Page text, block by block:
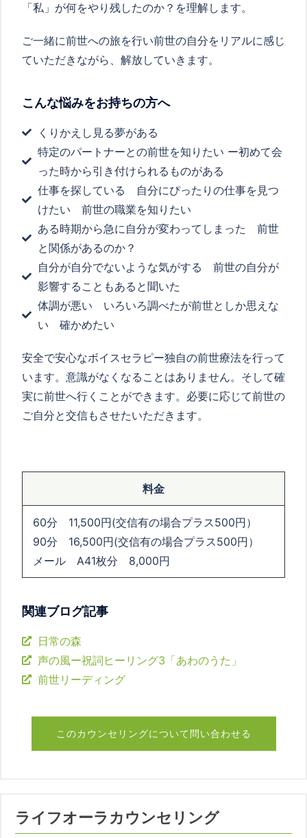
「私」が何をやり残したのか？を理解します。
ご一緒に前世への旅を行い前世の自分をリアルに感じ
ていただきながら、解放していきます。
こんな悩みをお持ちの方へ
くりかえし見る夢がある
特定のパートナーとの前世を知りたい ー初めて会
った時から引き付けられるものがある
仕事を探している 自分にぴったりの仕事を見つ
けたい 前世の職業を知りたい
ある時期から急に自分が変わってしまった 前世
と関係があるのか？
自分が自分でないような気がする 前世の自分が
影響することもあると聞いた
体調が悪い いろいろ調べたが前世としか思えな
い 確かめたい
安全で安心なボイスセラピー独自の前世療法を行って
います。意識がなくなることはありません。そして確
実に前世へ行くことができます。必要に応じて前世の
ご自分と交信もさせたいただきます。
料金
60分 11,500円(交信有の場合プラス500円）
90分 16,500円(交信有の場合プラス500円）
メール A41枚分 8,000円
関連ブログ記事
日常の森
声の風ー祝詞ヒーリング3「あわのうた」
前世リーディング
このカウンセリングについて問い合わせる
ライフオーラカウンセリング